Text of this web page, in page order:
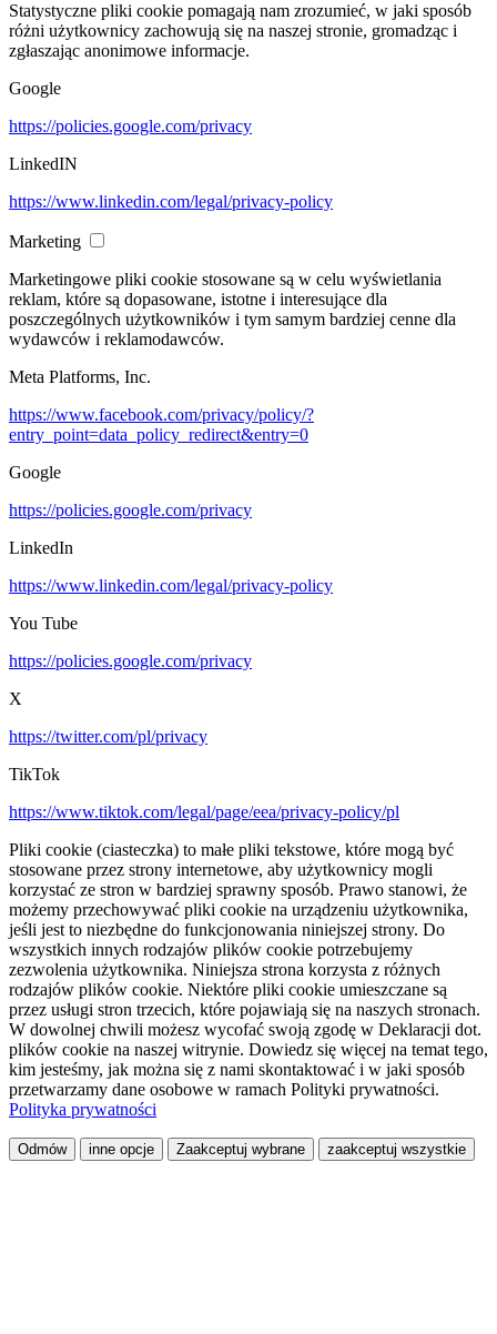
Statystyczne pliki cookie pomagają nam zrozumieć, w jaki sposób
różni użytkownicy zachowują się na naszej stronie, gromadząc i
zgłaszając anonimowe informacje.
Google
https://policies.google.com/privacy
LinkedIN
https://www.linkedin.com/legal/privacy-policy
Marketing
Marketingowe pliki cookie stosowane są w celu wyświetlania
reklam, które są dopasowane, istotne i interesujące dla
poszczególnych użytkowników i tym samym bardziej cenne dla
wydawców i reklamodawców.
Meta Platforms, Inc.
https://www.facebook.com/privacy/policy/?
entry_point=data_policy_redirect&entry=0
Google
https://policies.google.com/privacy
LinkedIn
https://www.linkedin.com/legal/privacy-policy
You Tube
https://policies.google.com/privacy
X
https://twitter.com/pl/privacy
TikTok
https://www.tiktok.com/legal/page/eea/privacy-policy/pl
Pliki cookie (ciasteczka) to małe pliki tekstowe, które mogą być
stosowane przez strony internetowe, aby użytkownicy mogli
korzystać ze stron w bardziej sprawny sposób. Prawo stanowi, że
możemy przechowywać pliki cookie na urządzeniu użytkownika,
jeśli jest to niezbędne do funkcjonowania niniejszej strony. Do
wszystkich innych rodzajów plików cookie potrzebujemy
zezwolenia użytkownika. Niniejsza strona korzysta z różnych
rodzajów plików cookie. Niektóre pliki cookie umieszczane są
przez usługi stron trzecich, które pojawiają się na naszych stronach.
W dowolnej chwili możesz wycofać swoją zgodę w Deklaracji dot.
plików cookie na naszej witrynie. Dowiedz się więcej na temat tego,
kim jesteśmy, jak można się z nami skontaktować i w jaki sposób
przetwarzamy dane osobowe w ramach Polityki prywatności.
Polityka prywatności
Odmów inne opcje Zaakceptuj wybrane zaakceptuj wszystkie